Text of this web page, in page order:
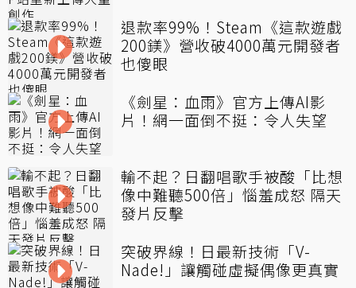
退款率99%！Steam《這款遊戲
200鎂》營收破4000萬元開發者
也傻眼
《劍星：血雨》官方上傳AI影
片！網一面倒不挺：令人失望
輸不起？日翻唱歌手被酸「比想
像中難聽500倍」惱羞成怒 隔天
發片反擊
突破界線！日最新技術「V-
Nade!」讓觸碰虛擬偶像更真實